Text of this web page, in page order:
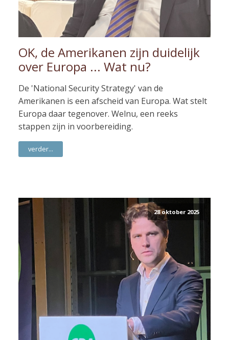
OK, de Amerikanen zijn duidelijk
over Europa ... Wat nu?
De 'National Security Strategy' van de
Amerikanen is een afscheid van Europa. Wat stelt
Europa daar tegenover. Welnu, een reeks
stappen zijn in voorbereiding.
verder...
28 oktober 2025